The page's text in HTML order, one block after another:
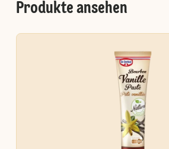
Produkte ansehen